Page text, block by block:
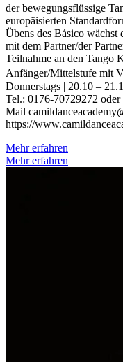
der bewegungsflüssige
europäisierten
Übens des Básico wächst
mit dem Partner/der
Teilnahme an den Tango
Anfänger/Mittelstufe mit
Donnerstags | 20.10 –
Tel.: 0176-70729272 oder
Mail
https://
Mehr erfahren
Mehr erfahren